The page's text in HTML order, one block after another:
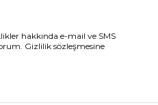
hakkında e-mail ve SMS
Gizlilik sözleşmesine